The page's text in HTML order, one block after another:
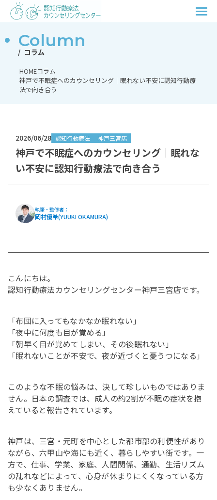
Column
コラム
HOMEコラム
神戸で不眠症へのカウンセリング｜眠れない不安に認知行動療
法で向き合う
2026/06/28 認知行動療法 神戸三宮店
神戸で不眠症へのカウンセリング｜眠れな
い不安に認知行動療法で向き合う
執筆・監修者：
岡村優希(YUUKI OKAMURA)
こんにちは。
認知行動療法カウンセリングセンター神戸三宮店です。
「布団に入ってもなかなか眠れない」
「夜中に何度も目が覚める」
「朝早く目が覚めてしまい、その後眠れない」
「眠れないことが不安で、夜が近づくと憂うつになる」
このような不眠の悩みは、決して珍しいものではありま
せん。日本の調査では、成人の約2割が不眠の症状を抱
えていると報告されています。
神戸は、三宮・元町を中心とした都市部の利便性があり
ながら、六甲山や海にも近く、暮らしやすい街です。一
方で、仕事、学業、家庭、人間関係、通勤、生活リズム
の乱れなどによって、心身が休まりにくくなっている方
も少なくありません。